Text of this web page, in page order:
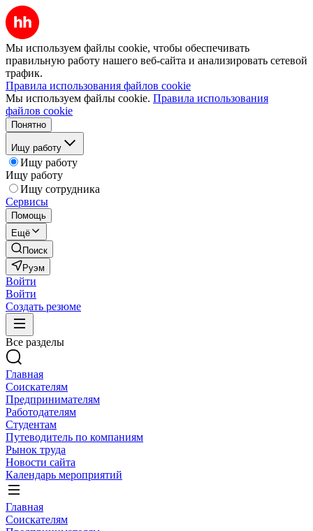
Мы используем файлы cookie, чтобы обеспечивать
правильную работу нашего веб-сайта и анализировать сетевой
трафик.
Правила использования файлов cookie
Мы используем файлы cookie. Правила использования
файлов cookie
Понятно
Ищу работу
Ищу работу
Ищу работу
Ищу сотрудника
Сервисы
Помощь
Ещё
Поиск
Руэм
Войти
Войти
Создать резюме
Все разделы
Главная
Соискателям
Предпринимателям
Работодателям
Студентам
Путеводитель по компаниям
Рынок труда
Новости сайта
Календарь мероприятий
Главная
Соискателям